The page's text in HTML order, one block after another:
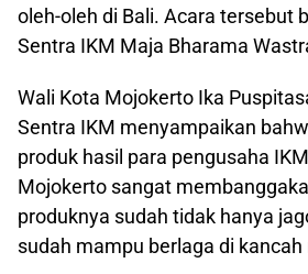
oleh-oleh di Bali. Acara tersebut
Sentra IKM Maja Bharama
Wali Kota Mojokerto Ika
Sentra IKM menyampaikan
produk hasil para pengusaha
Mojokerto sangat
produknya sudah tidak hanya
sudah mampu berlaga di kancah